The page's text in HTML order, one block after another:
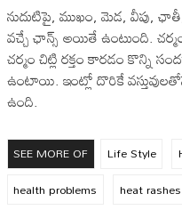
నుదుటిపై, ముఖం, మెడ, వీపు,
వచ్చే ఛాన్స్ అయితే ఉంటుంది.
చర్మం చిట్లి రక్తం కారడం కొన్ని
ఉంటాయి. ఇంట్లో దొరికే
ఉంది.
SEE MORE OF Life Style
health problems
heat rashes